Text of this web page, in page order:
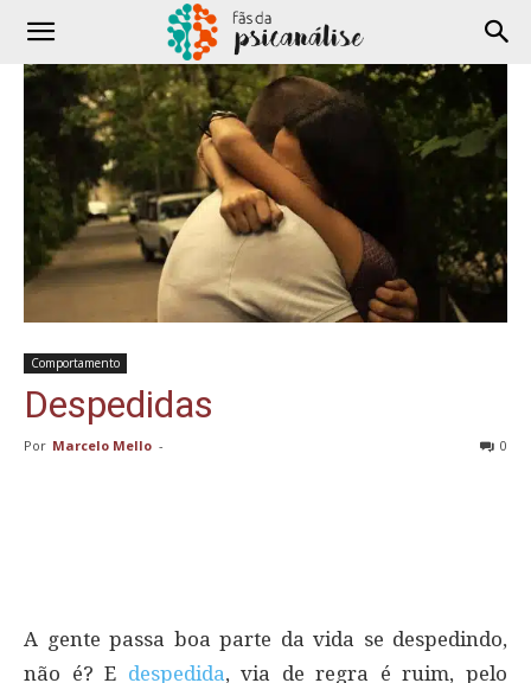
Comportamento
Despedidas
Por Marcelo Mello - 0
A gente passa boa parte da vida se despedindo,
não é? E despedida, via de regra é ruim, pelo